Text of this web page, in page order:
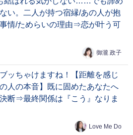
い。二人が持つ宿縁/あの人が抱
情/ためらいの理由⇒恋が叶う可
御瀧 政子
ッちゃけますね！【距離を感じ
人の本音】既に固めたあなたへ
断⇒最終関係は『こう』なりま
Love Me Do